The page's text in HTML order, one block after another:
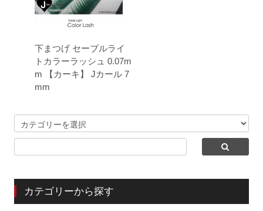
下まつげ セーブルライ
トカラーラッシュ 0.07m
m 【カーキ】 Jカール 7
mm
カテゴリーから探す